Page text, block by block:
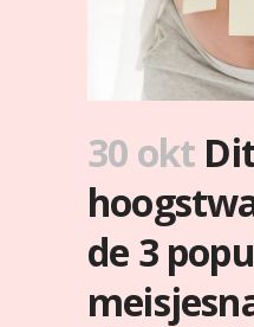
30 okt
de 3